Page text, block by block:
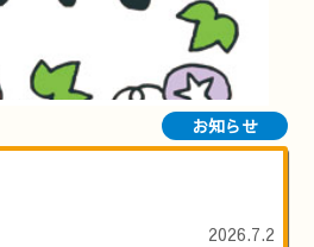
お知らせ
2026.7.2